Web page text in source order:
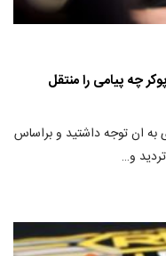
چه پیامی را منتقل
به ان توجه داشتید و براساس
و…